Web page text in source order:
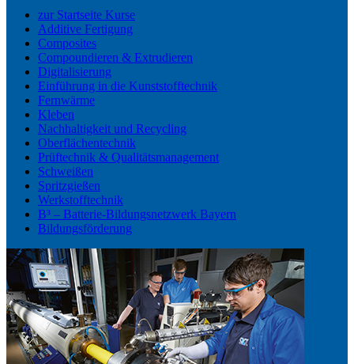
zur Startseite Kurse
Additive Fertigung
Composites
Compoundieren & Extrudieren
Digitalisierung
Einführung in die Kunststofftechnik
Fernwärme
Kleben
Nachhaltigkeit und Recycling
Oberflächentechnik
Prüftechnik & Qualitätsmanagement
Schweißen
Spritzgießen
Werkstofftechnik
B³ – Batterie-Bildungsnetzwerk Bayern
Bildungsförderung